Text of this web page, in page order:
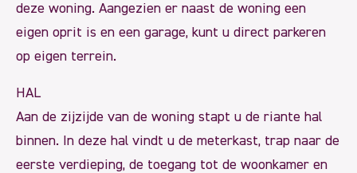
deze woning. Aangezien er naast de woning een
eigen oprit is en een garage, kunt u direct parkeren
op eigen terrein.
HAL
Aan de zijzijde van de woning stapt u de riante hal
binnen. In deze hal vindt u de meterkast, trap naar de
eerste verdieping, de toegang tot de woonkamer en